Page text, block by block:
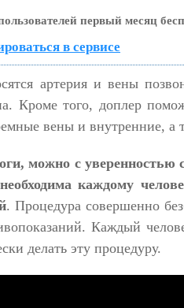
первый месяц
в сервисе
артерия и вены
Кроме того, доплер
вены и внутренние, a
можно с уверенностью
каждому
. Процедура совершенно
Каждый
делать эту процедуру.